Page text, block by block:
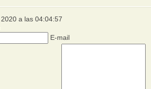
a las 04:04:57
E-mail